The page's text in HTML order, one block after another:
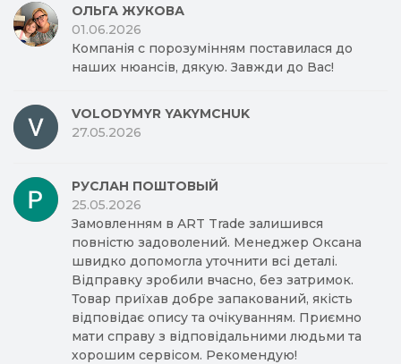
ОЛЬГА ЖУКОВА
01.06.2026
Компанія с порозумінням поставилася до
наших нюансів, дякую. Завжди до Вас!
VOLODYMYR YAKYMCHUK
27.05.2026
РУСЛАН ПОШТОВЫЙ
25.05.2026
Замовленням в ART Trade залишився
повністю задоволений. Менеджер Оксана
швидко допомогла уточнити всі деталі.
Відправку зробили вчасно, без затримок.
Товар приїхав добре запакований, якість
відповідає опису та очікуванням. Приємно
мати справу з відповідальними людьми та
хорошим сервісом. Рекомендую!